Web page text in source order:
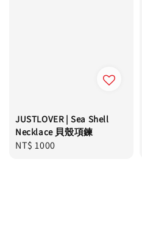
JUSTLOVER | Sea Shell
Necklace 貝殼項鍊
Regular
NT$ 1000